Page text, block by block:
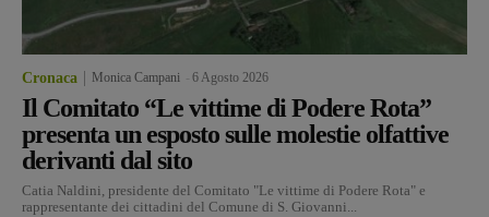
Cronaca Monica Campani 6 Agosto 2026
Il Comitato “Le vittime di Podere Rota”
presenta un esposto sulle molestie olfattive
derivanti dal sito
Catia Naldini, presidente del Comitato "Le vittime di Podere Rota" e
rappresentante dei cittadini del Comune di S. Giovanni...